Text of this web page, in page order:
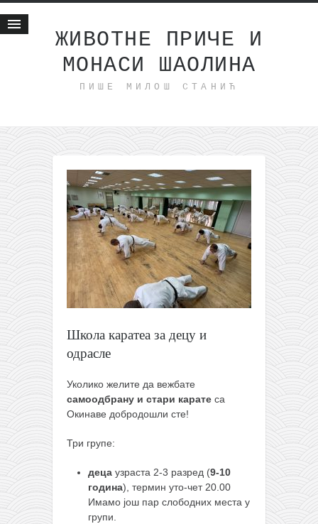
ЖИВОТНЕ ПРИЧЕ И
МОНАСИ ШАОЛИНА
ПИШЕ МИЛОШ СТАНИЋ
Животне приче
интернет пословање
исхраном до здравља
мој хаику
моменти и места
бонус садржај
светлопис
законоправило
духовни отац
забрањена историја
породичне приче
прота Воја
уместо твитера
календар српски
азбуки и књиге
Окинава карате
Школа каратеа за децу и
одрасле
Уколико желите да вежбате
самоодбрану и стари карате са
Окинаве добродошли сте!
Три групе:
деца узраста 2-3 разред (9-10
година), термин уто-чет 20.00
Имамо још пар слободних места у
групи.